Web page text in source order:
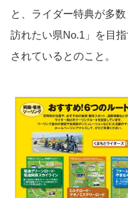
と、ライダー特典が多
訪れたい県No.1」を目
されているとのこと。